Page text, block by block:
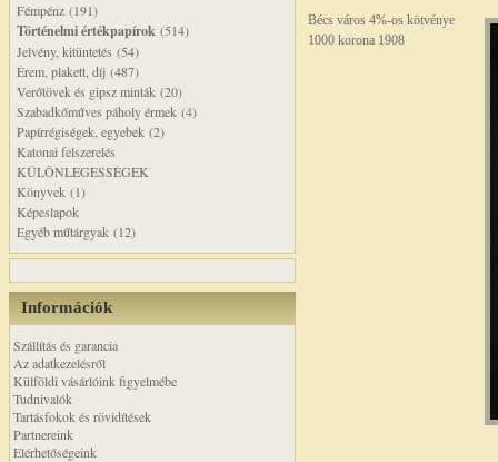
Fémpénz (191)
Történelmi értékpapírok (514)
Jelvény, kitüntetés (54)
Érem, plakett, díj (487)
Verőtövek és gipsz minták (20)
Szabadkőműves páholy érmek (4)
Papírrégiségek, egyebek (2)
Katonai felszerelés
KÜLÖNLEGESSÉGEK
Könyvek (1)
Képeslapok
Egyéb műtárgyak (12)
Információk
Szállítás és garancia
Az adatkezelésről
Külföldi vásárlóink figyelmébe
Tudnivalók
Tartásfokok és rövidítések
Partnereink
Elérhetőségeink
Bécs város 4%-os kötvénye
1000 korona 1908